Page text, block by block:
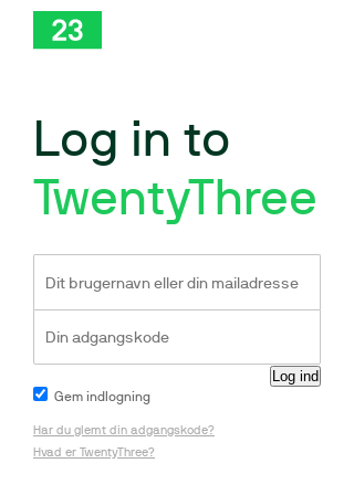
Log in to
TwentyThree
Gem indlogning
Har du glemt din adgangskode?
Hvad er TwentyThree?